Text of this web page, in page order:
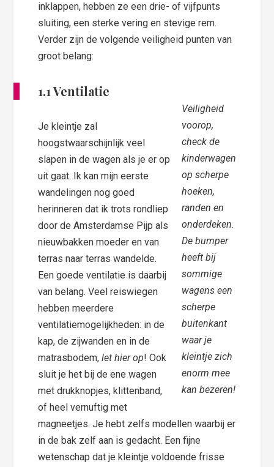
inklappen, hebben ze een drie- of vijfpunts
sluiting, een sterke vering en stevige rem.
Verder zijn de volgende veiligheid punten van
groot belang:
Veiligheid
voorop,
check de
kinderwagen
op scherpe
hoeken,
randen en
onderdeken.
De bumper
heeft bij
sommige
wagens een
scherpe
buitenkant
waar je
kleintje zich
enorm mee
kan bezeren!
1.1 Ventilatie
Je kleintje zal
hoogstwaarschijnlijk veel
slapen in de wagen als je er op
uit gaat. Ik kan mijn eerste
wandelingen nog goed
herinneren dat ik trots rondliep
door de Amsterdamse Pijp als
nieuwbakken moeder en van
terras naar terras wandelde.
Een goede ventilatie is daarbij
van belang. Veel reiswiegen
hebben meerdere
ventilatiemogelijkheden: in de
kap, de zijwanden en in de
matrasbodem,let hier op! Ook
sluit je het bij de ene wagen
met drukknopjes, klittenband,
of heel vernuftig met
magneetjes. Je hebt zelfs modellen waarbij er
in de bak zelf aan is gedacht. Een fijne
wetenschap dat je kleintje voldoende frisse